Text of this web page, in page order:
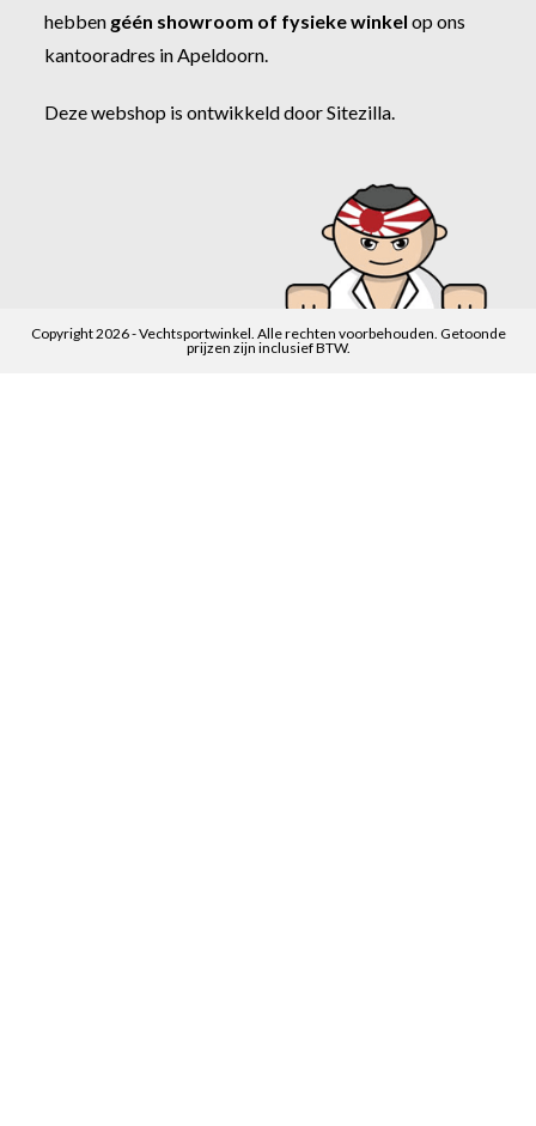
hebben géén showroom of fysieke winkel op ons
kantooradres in Apeldoorn.
Deze webshop is ontwikkeld doorSitezilla
Copyright 2026 - Vechtsportwinkel. Alle rechten voorbehouden. Getoonde
prijzen zijn inclusief BTW.